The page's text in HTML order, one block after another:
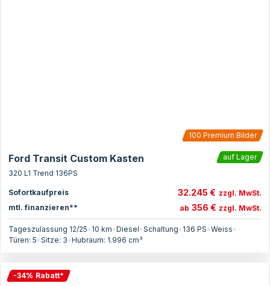
100 Premium Bilder
Ford Transit Custom Kasten
auf Lager
320 L1 Trend 136PS
Sofortkaufpreis 32.245 € zzgl. MwSt.
mtl. finanzieren**
ab 356 € zzgl. MwSt.
Tageszulassung 12/25• 10 km•Diesel•Schaltung• 136 PS•Weiss•
Türen: 5•Sitze: 3•Hubraum: 1.996 cm³
-34% Rabatt*